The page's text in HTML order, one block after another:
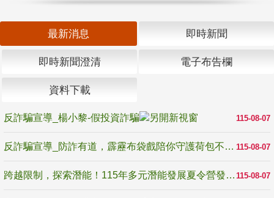
最新消息 即時新聞
即時新聞澄清 電子布告欄
資料下載
115-08-07
反詐騙宣導_楊小黎-假投資詐騙
115-08-07
反詐騙宣導_防詐有道，霹靂布袋戲陪你守護荷包不受騙
115-08-07
跨越限制，探索潛能！115年多元潛能發展夏令營發掘生命無限可能